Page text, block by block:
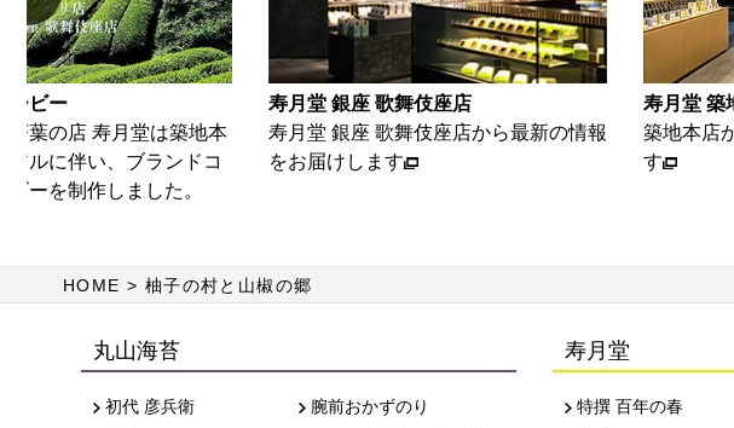
ービー
茶葉の店 寿月堂は築地本
アルに伴い、ブランドコ
ビーを制作しました。
寿月堂 銀座 歌舞伎座店
寿月堂 銀座 歌舞伎座店から最新の情報
をお届けします
寿月堂 築
築地本店
す
HOME 柚子の村と山椒の郷
丸山海苔
初代 彦兵衛
腕前おかずのり
寿月堂
特撰 百年の春